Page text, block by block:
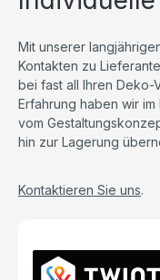
Mit unserer
Kontakten zu
bei fast all Ihren Deko-
Erfahrung haben wir
vom
hin zur Lagerung
Kontaktieren Sie uns.